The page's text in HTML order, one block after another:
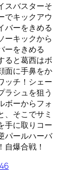
スバスターそ
でキックアウ
バーをきめる
ーキックから
ーをきめる
ると葛西はボ
面に手鼻をか
ッチ！シェー
ラシュを狙う
ボーからフォ
、そこでサミ
手に取りコー
パールハーバ
爆合戦！